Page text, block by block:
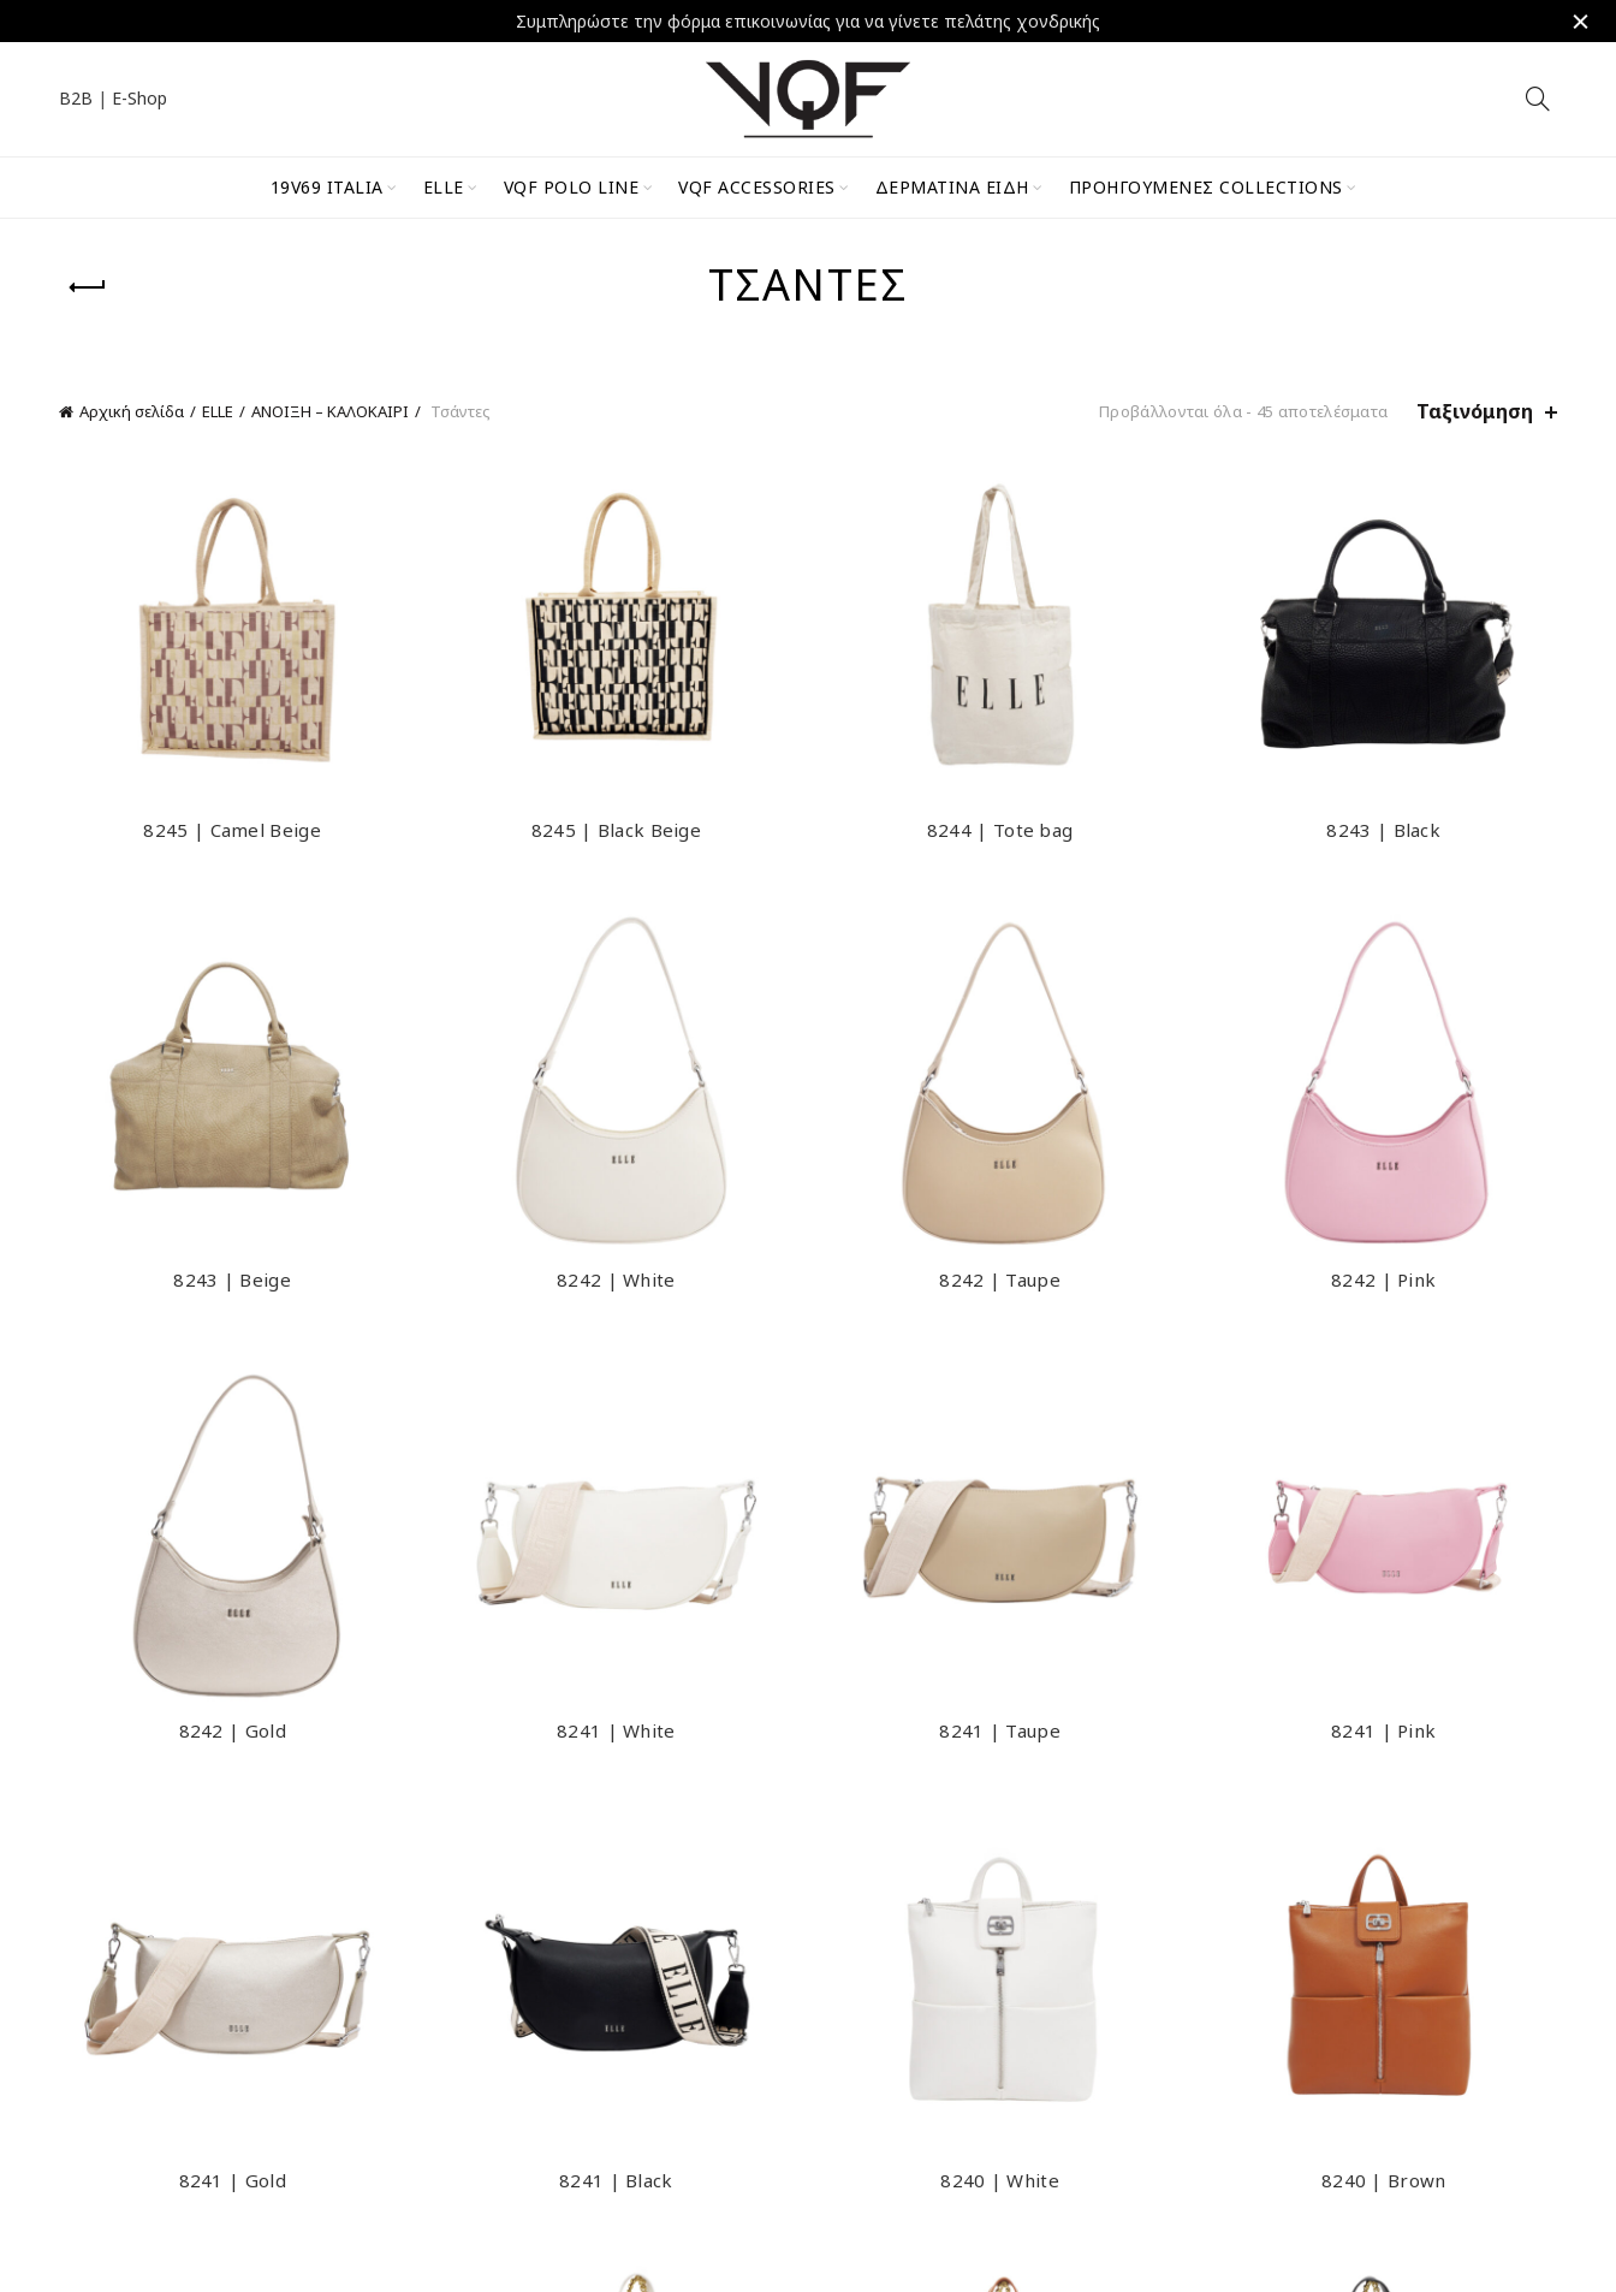
B2B | E-Shop
19V69 ITALIA ELLE VQF POLO LINE VQF ACCESSORIES ΔΕΡΜΆΤΙΝΑ ΕΊΔΗ ΠΡΟΗΓΟΎΜΕΝΕΣ COLLECTIONS
ΤΣΆΝΤΕΣ
Αρχική σελίδα ELLE ΑΝΟΙΞΗ – ΚΑΛΟΚΑΙΡΙ Τσάντες Προβάλλονται όλα - 45 αποτελέσματα Ταξινόμηση
8245 | Camel Beige 8245 | Black Beige 8244 | Tote bag 8243 | Black
8243 | Beige 8242 | White 8242 | Taupe 8242 | Pink
8242 | Gold 8241 | White 8241 | Taupe 8241 | Pink
8241 | Gold 8241 | Black 8240 | White 8240 | Brown
Συμπληρώστε την φόρμα επικοινωνίας για να γίνετε πελάτης χονδρικής